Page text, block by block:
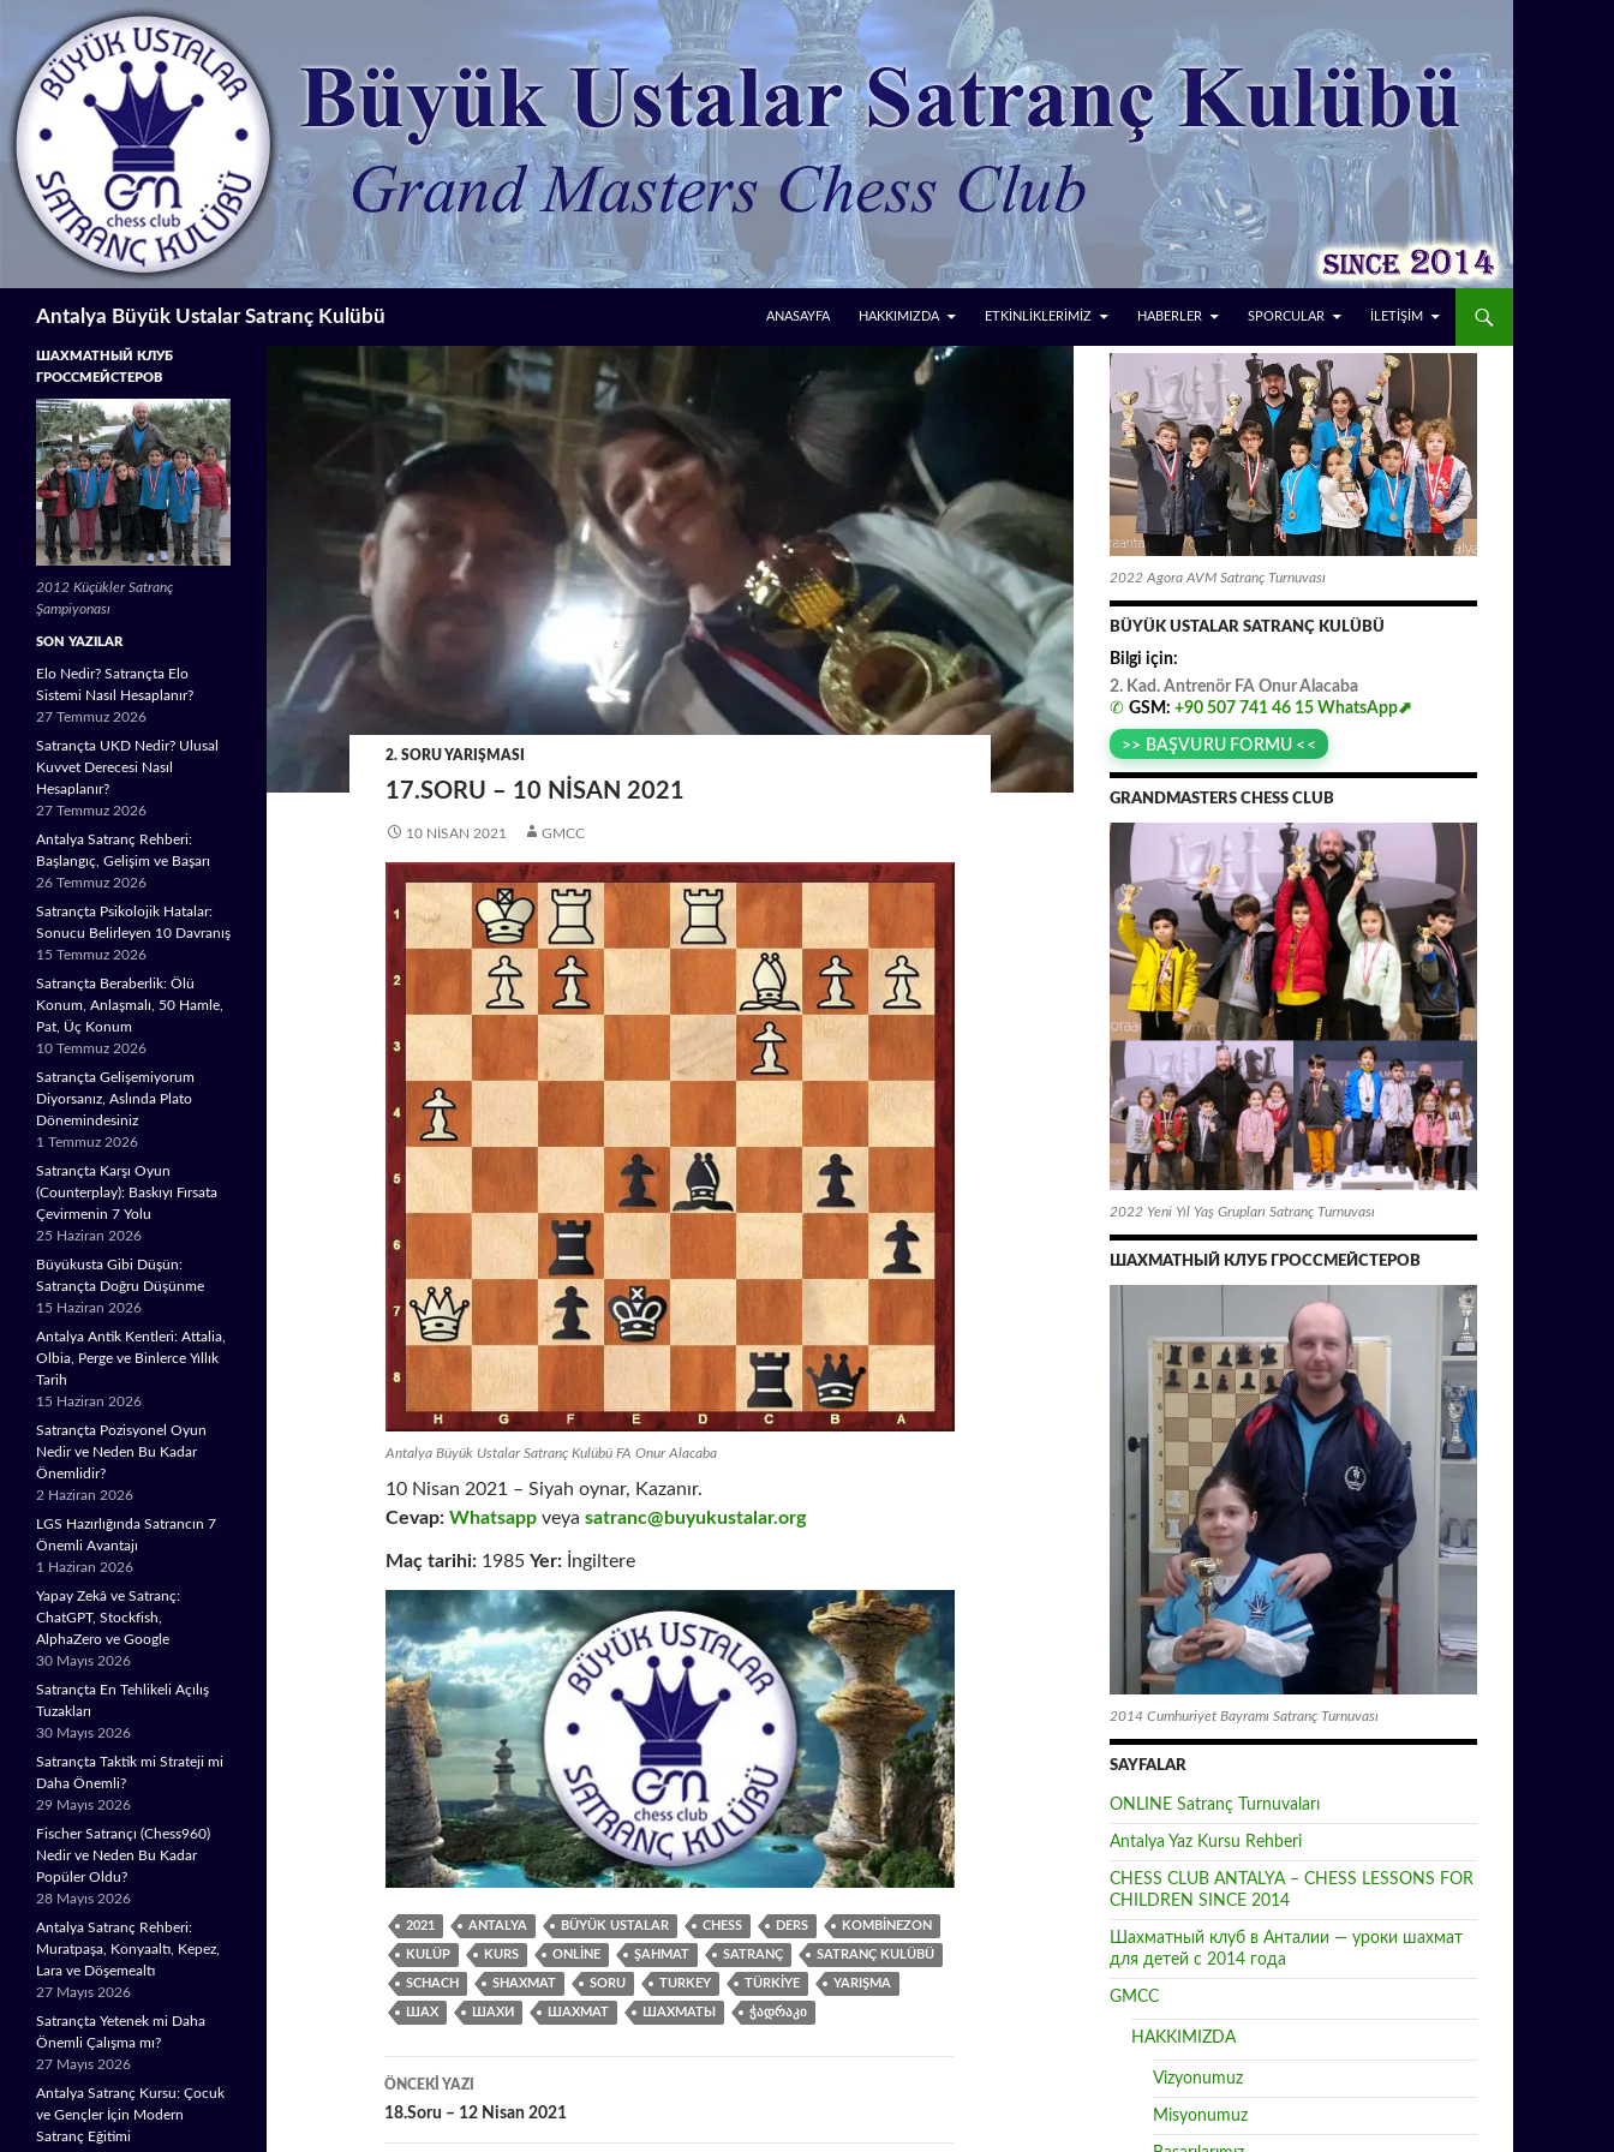
Antalya Büyük Ustalar Satranç Kulübü ANASAYFA HAKKIMIZDA ETKİNLİKLERİMİZ HABERLER SPORCULAR İLETİŞİM
2. SORU YARIŞMASI
17.SORU – 10 NISAN 2021
10 NISAN 2021 GMCC
Antalya Büyük Ustalar Satranç Kulübü FA Onur Alacaba
10 Nisan 2021 – Siyah oynar, Kazanır.
Cevap: Whatsapp veya satranc@buyukustalar.org
Maç tarihi: 1985 Yer: İngiltere
2021 ANTALYA BÜYÜK USTALAR CHESS DERS KOMBINEZON
KULÜP KURS ONLINE ŞAHMAT SATRANÇ SATRANÇ KULÜBÜ
SCHACH SHAXMAT SORU TURKEY TÜRKIYE YARIŞMA
ШАХ ШАХИ ШАХМАТ ШАХМАТЫ ᲭᲐᲓᲠᲐᲙᲘ
Yazı
dolaşımı
ÖNCEKI YAZI
18.Soru – 12 Nisan 2021
2022 Agora AVM Satranç Turnuvası
BÜYÜK USTALAR SATRANÇ KULÜBÜ
Bilgi için:
2. Kad. Antrenör FA Onur.Alacaba
✆ GSM: +90 507 741 46 15 WhatsApp⬈
>> BAŞVURU FORMU <<
GRANDMASTERS CHESS CLUB
2022 Yeni Yıl Yaş Grupları Satranç Turnuvası
ШАХМАТНЫЙ КЛУБ ГРОССМЕЙСТЕРОВ
2014 Cumhuriyet Bayramı Satranç Turnuvası
SAYFALAR
ONLINE Satranç Turnuvaları
Antalya Yaz Kursu Rehberi
CHESS CLUB ANTALYA – CHESS LESSONS FOR
CHILDREN SINCE 2014
Шахматный клуб в Анталии — уроки шахмат
для детей с 2014 года
GMCC
HAKKIMIZDA
Vizyonumuz
Misyonumuz
ШАХМАТНЫЙ КЛУБ
ГРОССМЕЙСТЕРОВ
2012 Küçükler Satranç
Şampiyonası
SON YAZILAR
Elo Nedir? Satrançta Elo
Sistemi Nasıl Hesaplanır?
27 Temmuz 2026
Satrançta UKD Nedir? Ulusal
Kuvvet Derecesi Nasıl
Hesaplanır?
27 Temmuz 2026
Antalya Satranç Rehberi:
Başlangıç, Gelişim ve Başarı
26 Temmuz 2026
Satrançta Psikolojik Hatalar:
Sonucu Belirleyen 10 Davranış
15 Temmuz 2026
Satrançta Beraberlik: Ölü
Konum, Anlaşmalı, 50 Hamle,
Pat, Üç Konum
10 Temmuz 2026
Satrançta Gelişemiyorum
Diyorsanız, Aslında Plato
Dönemindesiniz
1 Temmuz 2026
Satrançta Karşı Oyun
(Counterplay): Baskıyı Fırsata
Çevirmenin 7 Yolu
25 Haziran 2026
Büyükusta Gibi Düşün:
Satrançta Doğru Düşünme
15 Haziran 2026
Antalya Antik Kentleri: Attalia,
Olbia, Perge ve Binlerce Yıllık
Tarih
15 Haziran 2026
Satrançta Pozisyonel Oyun
Nedir ve Neden Bu Kadar
Önemlidir?
2 Haziran 2026
LGS Hazırlığında Satrancın 7
Önemli Avantajı
1 Haziran 2026
Yapay Zekâ ve Satranç:
ChatGPT, Stockfish,
AlphaZero ve Google
30 Mayıs 2026
Satrançta En Tehlikeli Açılış
Tuzakları
30 Mayıs 2026
Satrançta Taktik mi Strateji mi
Daha Önemli?
29 Mayıs 2026
Fischer Satrançı (Chess960)
Nedir ve Neden Bu Kadar
Popüler Oldu?
28 Mayıs 2026
Antalya Satranç Rehberi:
Muratpaşa, Konyaaltı, Kepez,
Lara ve Döşemealtı
27 Mayıs 2026
Satrançta Yetenek mi Daha
Önemli Çalışma mı?
27 Mayıs 2026
Antalya Satranç Kursu: Çocuk
ve Gençler İçin Modern
Satranç Eğitimi